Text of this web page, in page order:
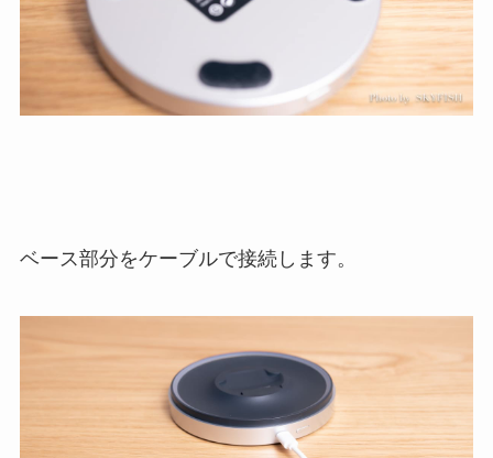
ベース部分をケーブルで接続します。